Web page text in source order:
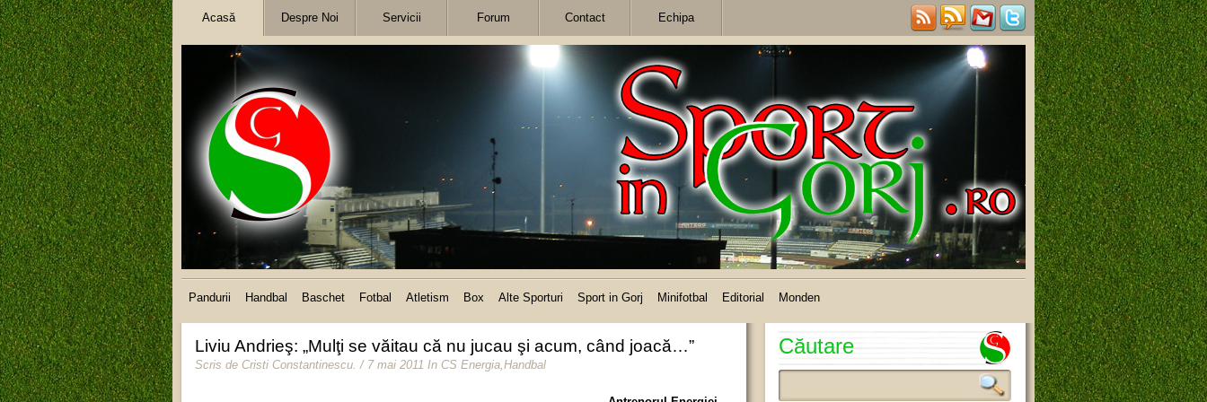
Acasă Despre Noi Servicii Forum Contact Echipa
Pandurii Handbal Baschet Fotbal Atletism Box Alte Sporturi Sport in Gorj Minifotbal Editorial Monden
Liviu Andrieş: „Mulţi se văitau că nu jucau şi acum, când joacă…”
Scris de Cristi Constantinescu. / 7 mai 2011 In CS Energia,Handbal
Căutare